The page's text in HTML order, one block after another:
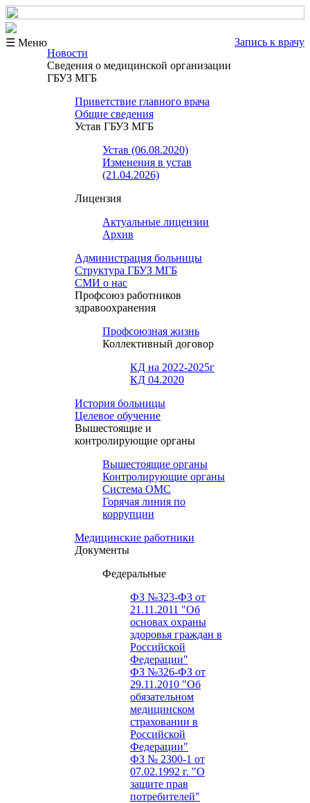
☰ Меню
Запись к врачу
Новости
Сведения о медицинской организации
ГБУЗ МГБ
Приветствие главного врача
Общие сведения
Устав ГБУЗ МГБ
Устав (06.08.2020)
Изменения в устав
(21.04.2026)
Лицензия
Актуальные лицензии
Архив
Администрация больницы
Структура ГБУЗ МГБ
СМИ о нас
Профсоюз работников
здравоохранения
Профсоюзная жизнь
Коллективный договор
КД на 2022-2025г
КД 04.2020
История больницы
Целевое обучение
Вышестоящие и
контролирующие органы
Вышестоящие органы
Контролирующие органы
Система ОМС
Горячая линия по
коррупции
Медицинские работники
Документы
Федеральные
ФЗ №323-ФЗ от
21.11.2011 "Об
основах охраны
здоровья граждан в
Российской
Федерации"
ФЗ №326-ФЗ от
29.11.2010 "Об
обязательном
медицинском
страховании в
Российской
Федерации"
ФЗ № 2300-1 от
07.02.1992 г. "О
защите прав
потребителей"